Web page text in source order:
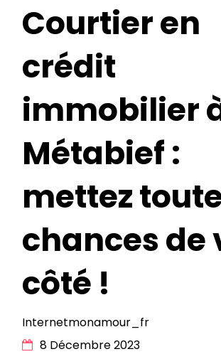
Courtier en
crédit
immobilier
Métabief :
mettez
chances de
côté !
Internetmonamour_fr
8 Décembre 2023